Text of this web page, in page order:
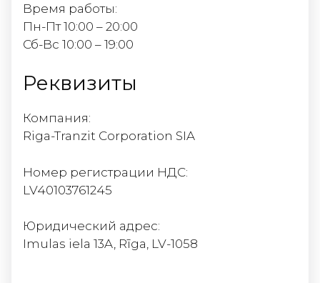
Время работы:
Пн-Пт 10:00 – 20:00
Сб-Вс 10:00 – 19:00
Реквизиты
Компания:
Riga-Tranzit Corporation SIA
Номер регистрации НДС:
LV40103761245
Юридический адрес:
Imulas iela 13A, Rīga, LV-1058